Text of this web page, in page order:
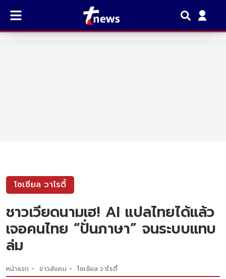
โซเชียล วาไรตี้
ชาวเวียดนามเฮ! AI แปลไทยได้แล้ว
เจอคนไทย “ปั่นภาษา” จนระบบแทบ
ล่ม
หน้าแรก ข่าวสังคม โซเชียล วาไรตี้